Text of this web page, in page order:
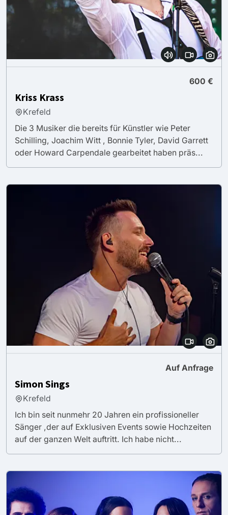
600 €
Kriss Krass
Krefeld
Die 3 Musiker die bereits für Künstler wie Peter
Schilling, Joachim Witt , Bonnie Tyler, David Garrett
oder Howard Carpendale gearbeitet haben präs...
Auf Anfrage
Simon Sings
Krefeld
Ich bin seit nunmehr 20 Jahren ein profissioneller
Sänger ,der auf Exklusiven Events sowie Hochzeiten
auf der ganzen Welt auftritt. Ich habe nicht...